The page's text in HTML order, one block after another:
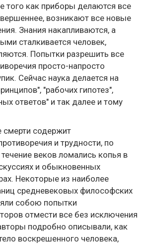
того как приборы делаются все
возникают все новые
Знания накапливаются, а
сталкивается человек,
Попытки разрешить все
просто-напросто
Сейчас наука делается на
"рабочих гипотез",
ответов" и так далее и тому
содержит
и трудности, по
веков ломались копья в
и обыкновенных
Некоторые из наиболее
средневековых философских
собою попытки
отмести все без исключения
подробно описывали, как
воскрешенного человека,